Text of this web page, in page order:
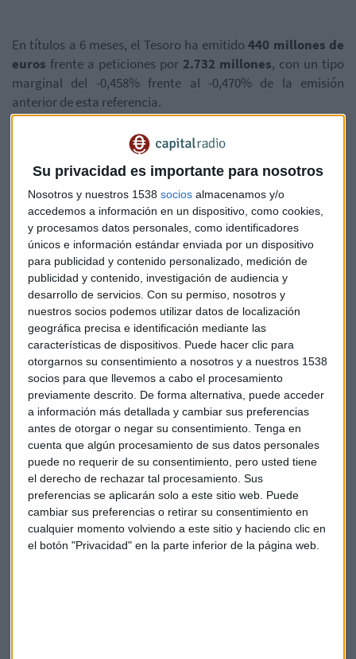
Su privacidad es importante para nosotros
Nosotros y nuestros 1538 socios almacenamos y/o
accedemos a información en un dispositivo, como cookies,
y procesamos datos personales, como identificadores
únicos e información estándar enviada por un dispositivo
para publicidad y contenido personalizado, medición de
publicidad y contenido, investigación de audiencia y
desarrollo de servicios. Con su permiso, nosotros y
nuestros socios podemos utilizar datos de localización
geográfica precisa e identificación mediante las
características de dispositivos. Puede hacer clic para
otorgarnos su consentimiento a nosotros y a nuestros 1538
socios para que llevemos a cabo el procesamiento
previamente descrito. De forma alternativa, puede acceder
a información más detallada y cambiar sus preferencias
antes de otorgar o negar su consentimiento. Tenga en
cuenta que algún procesamiento de sus datos personales
puede no requerir de su consentimiento, pero usted tiene
el derecho de rechazar tal procesamiento. Sus
preferencias se aplicarán solo a este sitio web. Puede
cambiar sus preferencias o retirar su consentimiento en
cualquier momento volviendo a este sitio y haciendo clic en
el botón "Privacidad" en la parte inferior de la página web.
En títulos a 6 meses, el Tesoro ha emitido440 millones de
euros frente a peticiones por 2.732 millones, con un tipo
marginal del -0,458% frente al -0,470% de la emisión
anterior de esta referencia.
En Letras a 12 meses, se han adjudicado 4.483 millones de
euros frente a peticiones por 6.149 millones,con un tipo
marginal del -0,391%, frente al-0,415% de la emisión
del mes pasado.
El objetivo era colocar entre 4.500 y 5.500 millones de euros.
En el mercado de deuda, la rentabilidad de la deuda
española a 10 años estaba en el 1,45%, mientras que la
prima de riesgo frente a la deuda alemana referencia se
situaba en 80 puntos básicos.
Tesoro Público Subasta
Suscríbete a nuestros boletines